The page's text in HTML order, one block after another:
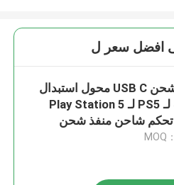
افضل سعر ل
منفذ شحن USB C محول استبدال
الإناث لـ PS5 لـ Play Station 5
شاحن منفذ شحن
MOQ